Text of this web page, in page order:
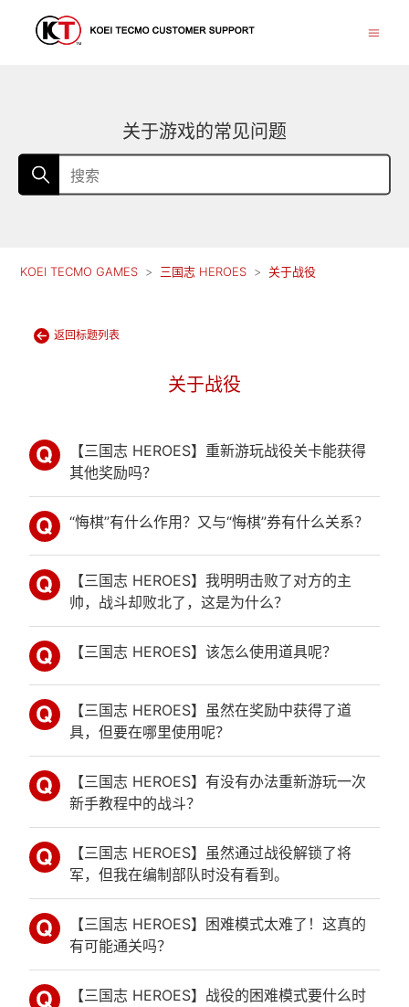
关于游戏的常见问题
KOEI TECMO GAMES 三国志 HEROES 关于战役
返回标题列表
关于战役
【三国志 HEROES】重新游玩战役关卡能获得
其他奖励吗？
“悔棋”有什么作用？又与“悔棋”券有什么关系？
【三国志 HEROES】我明明击败了对方的主
帅，战斗却败北了，这是为什么？
【三国志 HEROES】该怎么使用道具呢？
【三国志 HEROES】虽然在奖励中获得了道
具，但要在哪里使用呢？
【三国志 HEROES】有没有办法重新游玩一次
新手教程中的战斗？
【三国志 HEROES】虽然通过战役解锁了将
军，但我在编制部队时没有看到。
【三国志 HEROES】困难模式太难了！这真的
有可能通关吗？
【三国志 HEROES】战役的困难模式要什么时